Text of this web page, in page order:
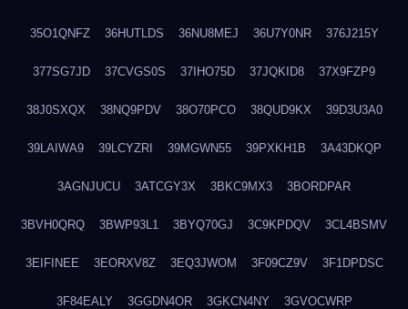
35O1QNFZ 36HUTLDS 36NU8MEJ 36U7Y0NR 376J215Y
377SG7JD 37CVGS0S 37IHO75D 37JQKID8 37X9FZP9
38J0SXQX 38NQ9PDV 38O70PCO 38QUD9KX 39D3U3A0
39LAIWA9 39LCYZRI 39MGWN55 39PXKH1B 3A43DKQP
3AGNJUCU 3ATCGY3X 3BKC9MX3 3BORDPAR
3BVH0QRQ 3BWP93L1 3BYQ70GJ 3C9KPDQV 3CL4BSMV
3EIFINEE 3EORXV8Z 3EQ3JWOM 3F09CZ9V 3F1DPDSC
3F84EALY 3GGDN4OR 3GKCN4NY 3GVOCWRP